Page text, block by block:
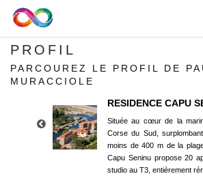
PROFIL
PARCOUREZ LE PROFIL DE
MURACCIOLE
RESIDENCE CAPU
Située au cœur de la
Corse du Sud,
moins de 400 m de la
Capu Seninu propose 20
studio au T3, entièrement